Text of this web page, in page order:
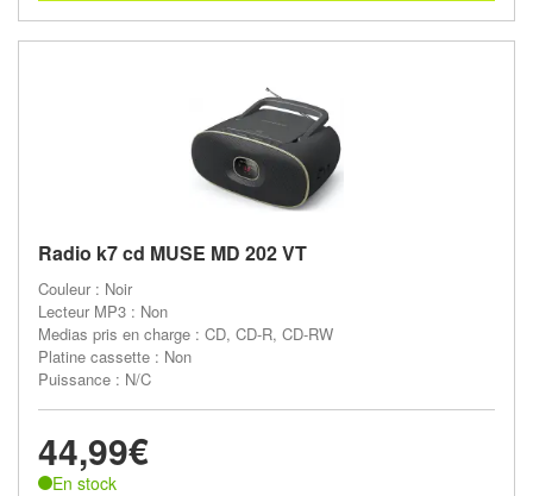
Radio k7 cd MUSE MD 202 VT
Couleur : Noir
Lecteur MP3 : Non
Medias pris en charge : CD, CD-R, CD-RW
Platine cassette : Non
Puissance : N/C
44,99€
En stock